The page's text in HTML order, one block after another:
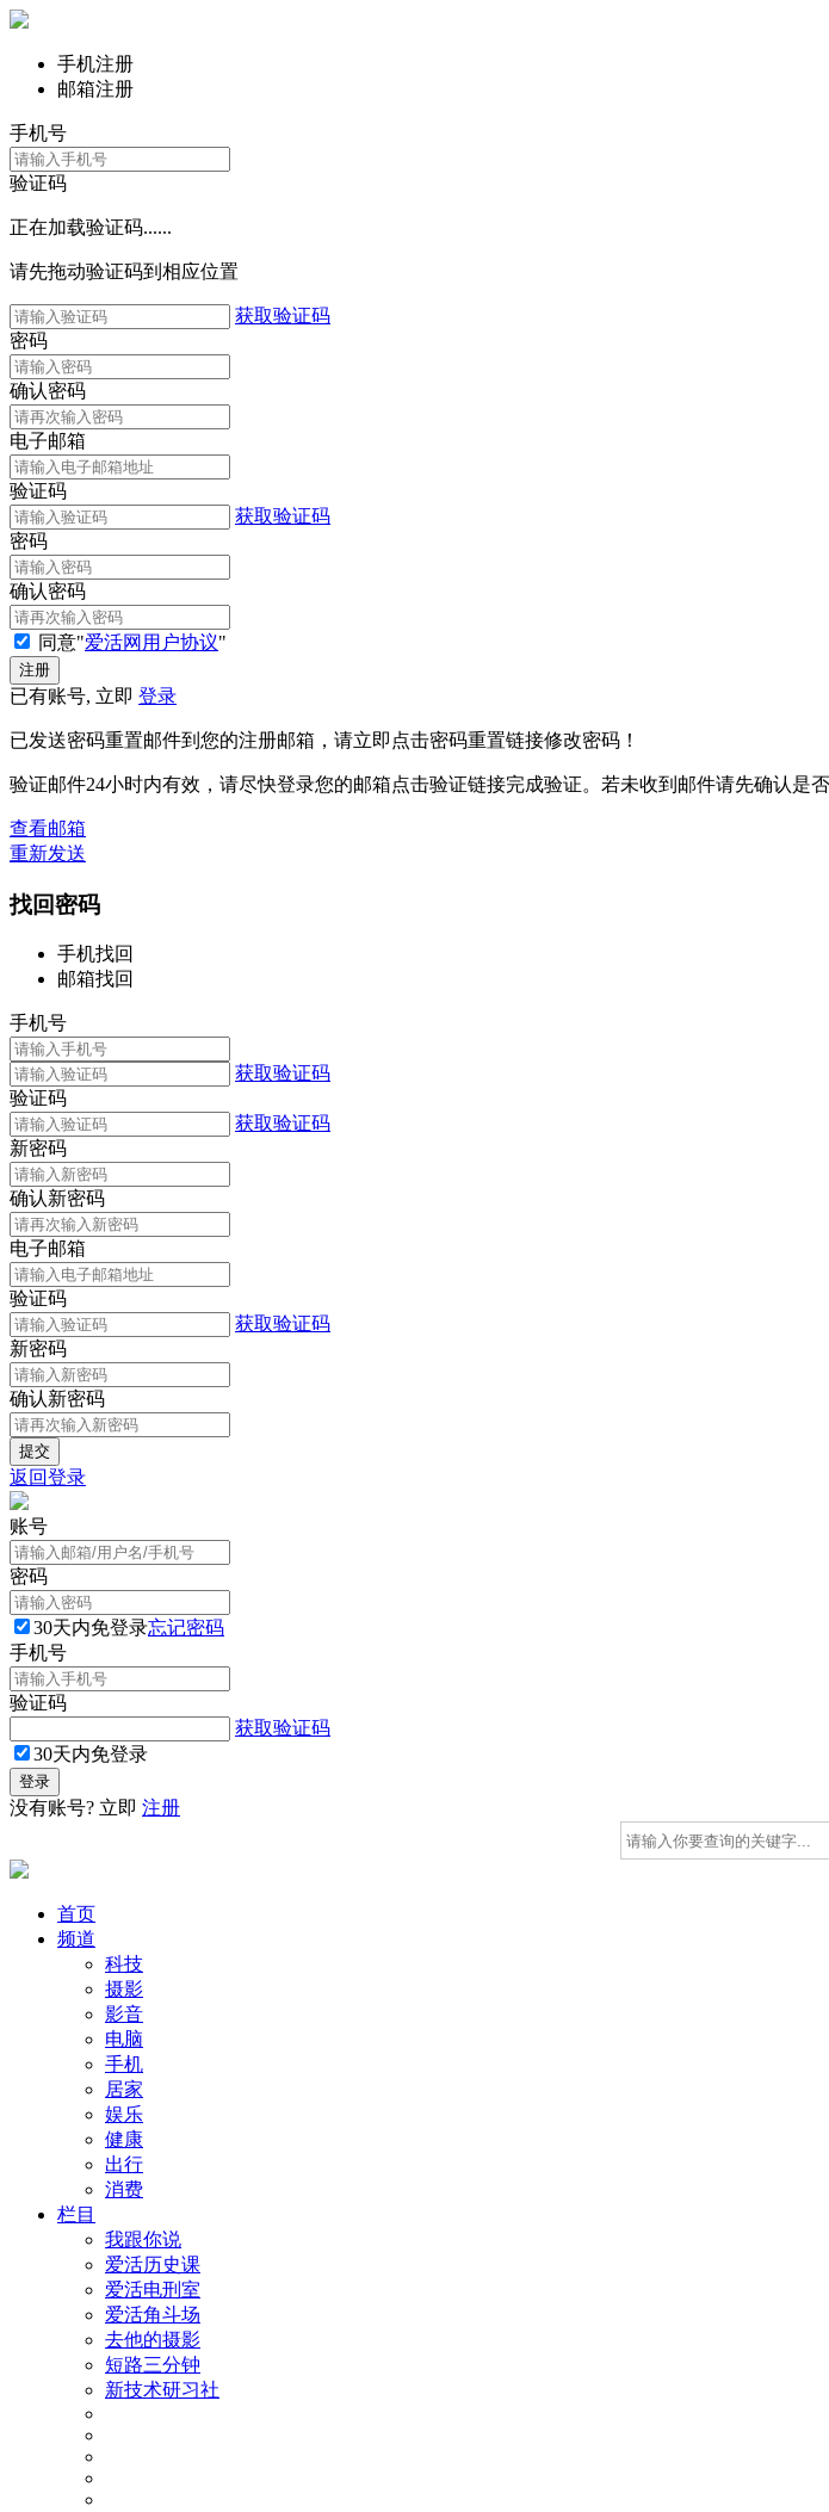
手机注册
邮箱注册
手机号
验证码
正在加载验证码......
请先拖动验证码到相应位置
获取验证码
密码
确认密码
电子邮箱
验证码
获取验证码
密码
确认密码
同意"爱活网用户协议"
已有账号, 立即 登录
已发送密码重置邮件到您的注册邮箱，请立即点击密码重置链接修改密码！
验证邮件24小时内有效，请尽快登录您的邮箱点击验证链接完成验证。若未收到邮件请先确认是否
查看邮箱
重新发送
找回密码
手机找回
邮箱找回
手机号
获取验证码
验证码
获取验证码
新密码
确认新密码
电子邮箱
验证码
获取验证码
新密码
确认新密码
返回登录
账号
密码
30天内免登录忘记密码
手机号
验证码
获取验证码
30天内免登录
没有账号? 立即 注册
首页
频道
科技
摄影
影音
电脑
手机
居家
娱乐
健康
出行
消费
栏目
我跟你说
爱活历史课
爱活电刑室
爱活角斗场
去他的摄影
短路三分钟
新技术研习社